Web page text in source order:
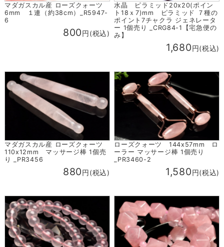
マダガスカル産 ローズクォーツ
6mm １連（約38cm）_R5947-
6
800円(税込)
水晶 ピラミッド20x20(ポイン
ト18ｘ7)mm ピラミッド ７種の
ポイント7チャクラ ジェネレータ
ー 1個売り _CRG84-1【宅急便の
み】
1,680円(税込)
マダガスカル産 ローズクォーツ
110x12mm マッサージ棒 1個売
り _PR3456
880円(税込)
ローズクォーツ 144x57mm ロ
ーラー マッサージ棒 1個売り
_PR3460-2
1,580円(税込)